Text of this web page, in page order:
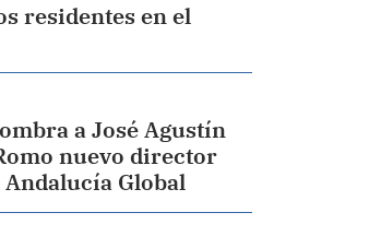
residentes en el
a José Agustín
nuevo director
Andalucía Global